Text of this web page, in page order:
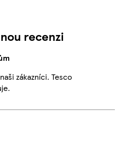
recenzi
zákazníci. Tesco